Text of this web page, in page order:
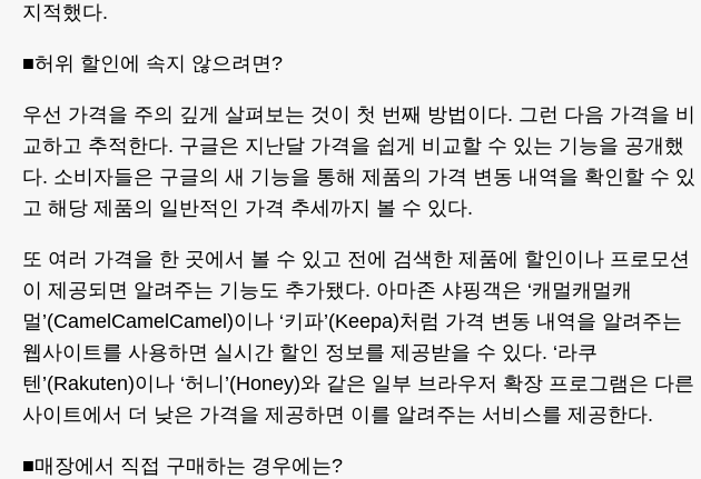
지적했다.
■허위 할인에 속지 않으려면?
우선 가격을 주의 깊게 살펴보는 것이 첫 번째 방법이다. 그런 다음 가격을 비
교하고 추적한다. 구글은 지난달 가격을 쉽게 비교할 수 있는 기능을 공개했
다. 소비자들은 구글의 새 기능을 통해 제품의 가격 변동 내역을 확인할 수 있
고 해당 제품의 일반적인 가격 추세까지 볼 수 있다.
또 여러 가격을 한 곳에서 볼 수 있고 전에 검색한 제품에 할인이나 프로모션
이 제공되면 알려주는 기능도 추가됐다. 아마존 샤핑객은 ‘캐멀캐멀캐
멀’(CamelCamelCamel)이나 ‘키파’(Keepa)처럼 가격 변동 내역을 알려주는
웹사이트를 사용하면 실시간 할인 정보를 제공받을 수 있다. ‘라쿠
텐’(Rakuten)이나 ‘허니’(Honey)와 같은 일부 브라우저 확장 프로그램은 다른
사이트에서 더 낮은 가격을 제공하면 이를 알려주는 서비스를 제공한다.
■매장에서 직접 구매하는 경우에는?